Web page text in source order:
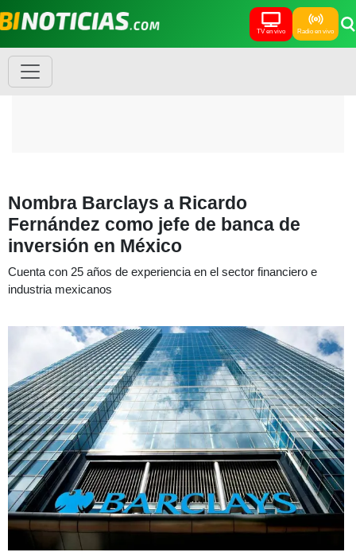
TV en vivo Radio en vivo
Nombra Barclays a Ricardo
Fernández como jefe de banca de
inversión en México
Cuenta con 25 años de experiencia en el sector financiero e
industria mexicanos